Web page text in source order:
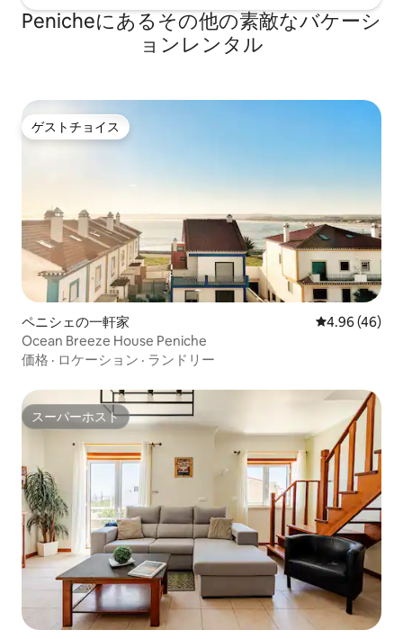
Penicheにあるその他の素敵なバケーシ
ョンレンタル
ゲストチョイス
ゲストチョイス
ペニシェの一軒家 レビュー46
4.96 (46)
Ocean Breeze House Peniche
価格 · ロケーション · ランドリー
スーパーホスト
スーパーホスト